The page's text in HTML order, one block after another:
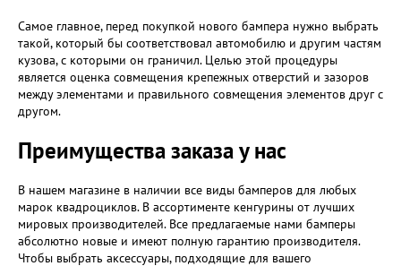
Самое главное, перед покупкой нового бампера нужно выбрать
такой, который бы соответствовал автомобилю и другим частям
кузова, с которыми он граничил. Целью этой процедуры
является оценка совмещения крепежных отверстий и зазоров
между элементами и правильного совмещения элементов друг с
другом.
Преимущества заказа у нас
В нашем магазине в наличии все виды бамперов для любых
марок квадроциклов. В ассортименте кенгурины от лучших
мировых производителей. Все предлагаемые нами бамперы
абсолютно новые и имеют полную гарантию производителя.
Чтобы выбрать аксессуары, подходящие для вашего